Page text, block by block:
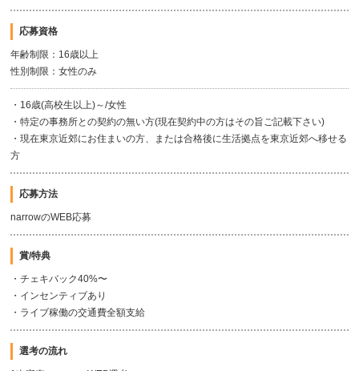
応募資格
年齢制限：16歳以上
性別制限：女性のみ
・16歳(高校生以上)～/女性
・特定の事務所との契約の無い方(現在契約中の方はその旨ご記載下さい)
・現在東京近郊にお住まいの方、または合格後に生活拠点を東京近郊へ移せる
方
応募方法
narrowのWEB応募
賞/特典
・チェキバック40%〜
・インセンティブあり
・ライブ稼働の交通費全額支給
選考の流れ